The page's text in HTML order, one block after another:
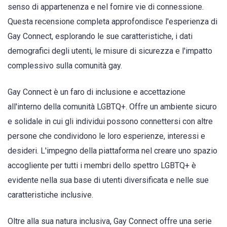
senso di appartenenza e nel fornire vie di connessione.
Questa recensione completa approfondisce l'esperienza di
Gay Connect, esplorando le sue caratteristiche, i dati
demografici degli utenti, le misure di sicurezza e l'impatto
complessivo sulla comunità gay.
Gay Connect è un faro di inclusione e accettazione
all'interno della comunità LGBTQ+. Offre un ambiente sicuro
e solidale in cui gli individui possono connettersi con altre
persone che condividono le loro esperienze, interessi e
desideri. L'impegno della piattaforma nel creare uno spazio
accogliente per tutti i membri dello spettro LGBTQ+ è
evidente nella sua base di utenti diversificata e nelle sue
caratteristiche inclusive.
Oltre alla sua natura inclusiva, Gay Connect offre una serie